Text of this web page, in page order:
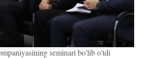
seminari bo'lib o'tdi